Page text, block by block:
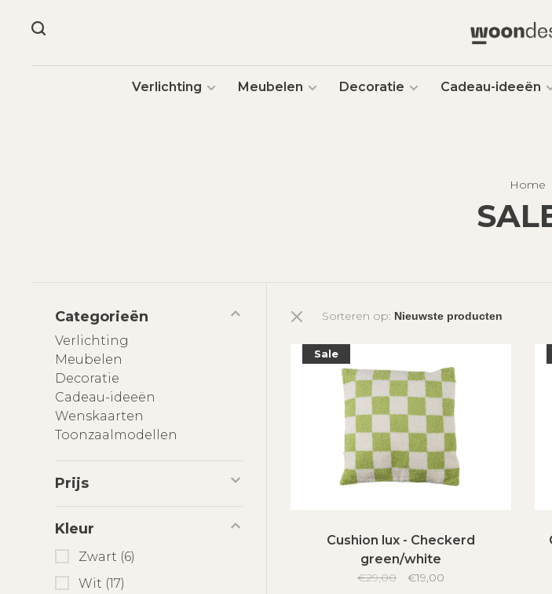
Verlichting Meubelen Decoratie Cadeau-ideeën
Home
Categorieën
Verlichting
Meubelen
Decoratie
Cadeau-ideeën
Wenskaarten
Toonzaalmodellen
Prijs
Kleur
Zwart (6)
Wit (17)
Sorteren op:
Sale
Cushion lux - Checkerd
green/white
€29,00 €19,00